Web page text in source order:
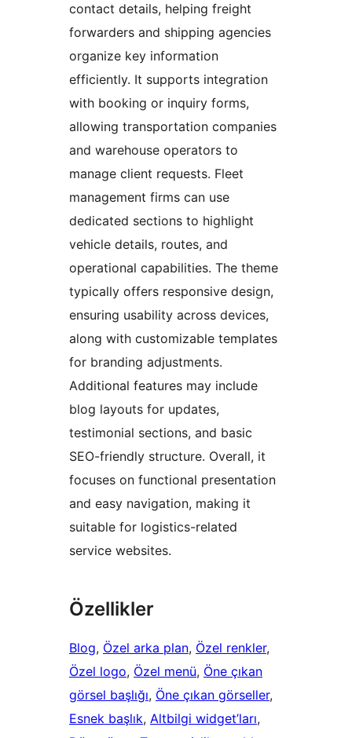
contact details, helping freight
forwarders and shipping agencies
organize key information
efficiently. It supports integration
with booking or inquiry forms,
allowing transportation companies
and warehouse operators to
manage client requests. Fleet
management firms can use
dedicated sections to highlight
vehicle details, routes, and
operational capabilities. The theme
typically offers responsive design,
ensuring usability across devices,
along with customizable templates
for branding adjustments.
Additional features may include
blog layouts for updates,
testimonial sections, and basic
SEO-friendly structure. Overall, it
focuses on functional presentation
and easy navigation, making it
suitable for logistics-related
service websites.
Özellikler
Blog, Özel arka plan, Özel renkler
Özel logo, Özel menü, Öne çıkan
görsel başlığı, Öne çıkan görseller
Esnek başlık, Altbilgi widget’ları